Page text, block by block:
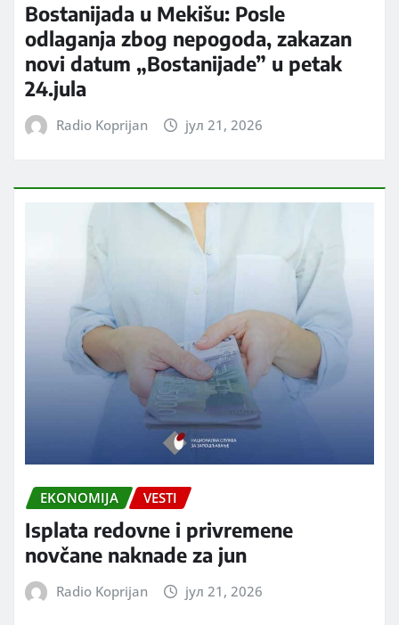
Bostanijada u Mekišu: Posle
odlaganja zbog nepogoda, zakazan
novi datum „Bostanijade” u petak
24.jula
Radio Koprijan јул 21, 2026
EKONOMIJA VESTI
Isplata redovne i privremene
novčane naknade za jun
Radio Koprijan јул 21, 2026